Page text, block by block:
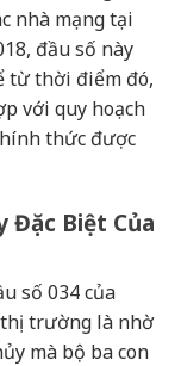
nhà mạng tại
đầu số này
từ thời điểm đó,
với quy hoạch
thức được
Đặc Biệt Của
số 034 của
trường là nhờ
mà bộ ba con